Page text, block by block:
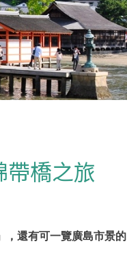
帶橋之旅
，還有可一覽廣島市景的